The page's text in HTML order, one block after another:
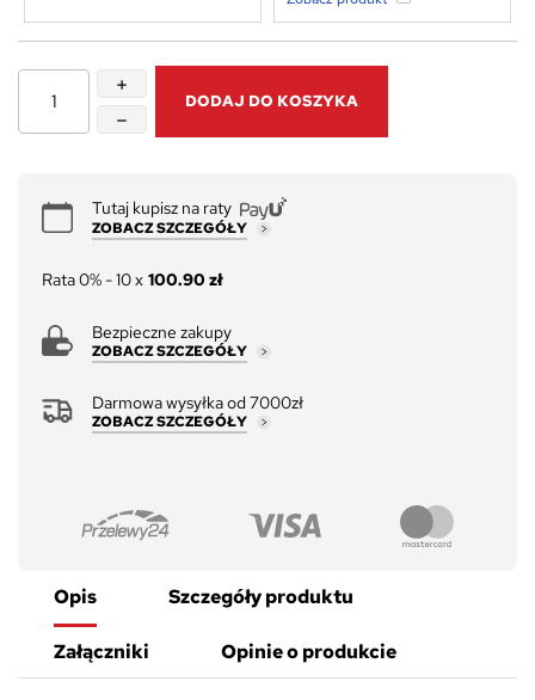
DODAJ DO KOSZYKA
Tutaj kupisz na raty
ZOBACZ SZCZEGÓŁY
Rata 0% - 10 x 100.90 zł
Bezpieczne zakupy
ZOBACZ SZCZEGÓŁY
Darmowa wysyłka od 7000zł
ZOBACZ SZCZEGÓŁY
Opis Szczegóły produktu
Załączniki Opinie o produkcie